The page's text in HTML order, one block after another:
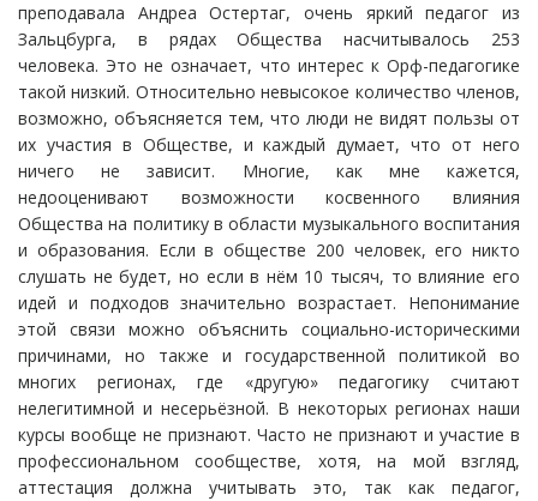
преподавала Андреа Остертаг, очень яркий педагог из
Зальцбурга, в рядах Общества насчитывалось 253
человека. Это не означает, что интерес к Орф-педагогике
такой низкий. Относительно невысокое количество членов,
возможно, объясняется тем, что люди не видят пользы от
их участия в Обществе, и каждый думает, что от него
ничего не зависит. Многие, как мне кажется,
недооценивают возможности косвенного влияния
Общества на политику в области музыкального воспитания
и образования. Если в обществе 200 человек, его никто
слушать не будет, но если в нём 10 тысяч, то влияние его
идей и подходов значительно возрастает. Непонимание
этой связи можно объяснить социально-историческими
причинами, но также и государственной политикой во
многих регионах, где «другую» педагогику считают
нелегитимной и несерьёзной. В некоторых регионах наши
курсы вообще не признают. Часто не признают и участие в
профессиональном сообществе, хотя, на мой взгляд,
аттестация должна учитывать это, так как педагог,